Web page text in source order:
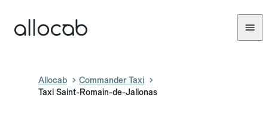
Allocab
Commander Taxi
Taxi Saint-Romain-de-Jalionas